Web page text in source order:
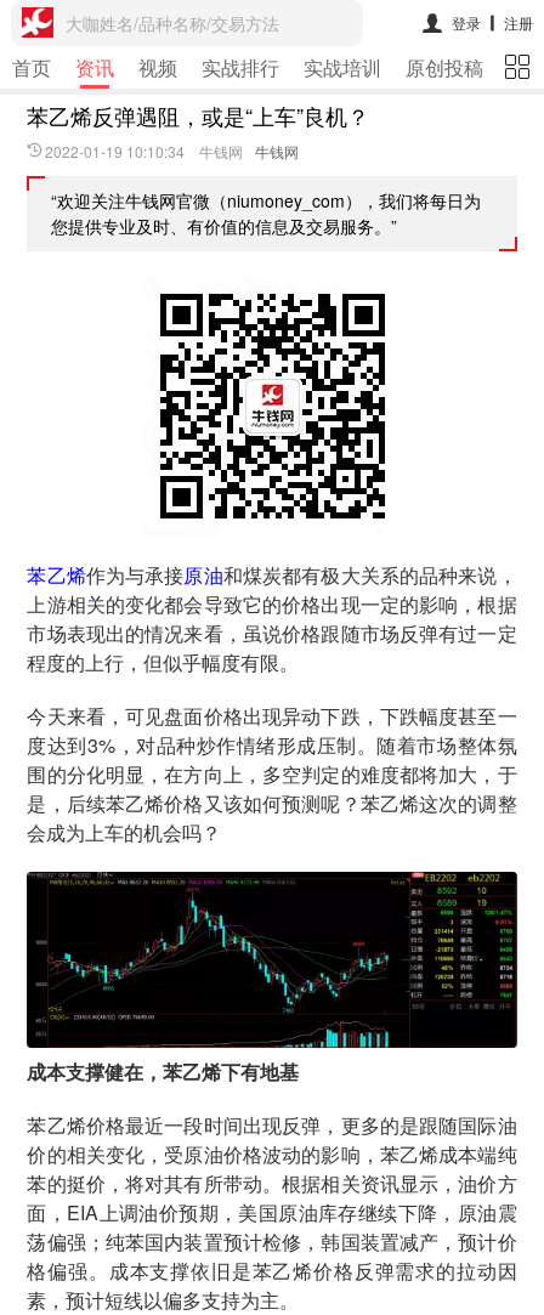
大咖姓名/品种名称/交易方法 登录 注册
首页 资讯 视频 实战排行 实战培训 原创投稿 期
苯乙烯反弹遇阻，或是“上车”良机？
2022-01-19 10:10:34 牛钱网 牛钱网
“欢迎关注牛钱网官微（niumoney_com），我们将每日为
您提供专业及时、有价值的信息及交易服务。”
苯乙烯作为与承接原油和煤炭都有极大关系的品种来说，
上游相关的变化都会导致它的价格出现一定的影响，根据
市场表现出的情况来看，虽说价格跟随市场反弹有过一定
程度的上行，但似乎幅度有限。
今天来看，可见盘面价格出现异动下跌，下跌幅度甚至一
度达到3%，对品种炒作情绪形成压制。随着市场整体氛
围的分化明显，在方向上，多空判定的难度都将加大，于
是，后续苯乙烯价格又该如何预测呢？苯乙烯这次的调整
会成为上车的机会吗？
成本支撑健在，苯乙烯下有地基
苯乙烯价格最近一段时间出现反弹，更多的是跟随国际油
价的相关变化，受原油价格波动的影响，苯乙烯成本端纯
苯的挺价，将对其有所带动。根据相关资讯显示，油价方
面，EIA上调油价预期，美国原油库存继续下降，原油震
荡偏强；纯苯国内装置预计检修，韩国装置减产，预计价
格偏强。成本支撑依旧是苯乙烯价格反弹需求的拉动因
素，预计短线以偏多支持为主。